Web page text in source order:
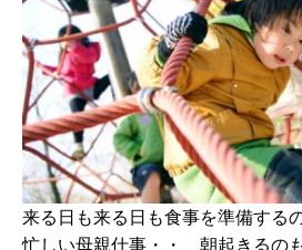
来る日も来る日も食事を準備する
忙しい母親仕事・・、朝起きるの